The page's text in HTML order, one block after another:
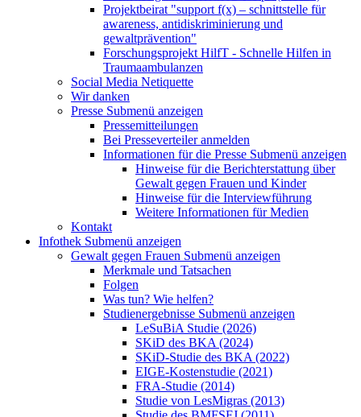
Projektbeirat "support f(x) – schnittstelle für
awareness, antidiskriminierung und
gewaltprävention"
Forschungsprojekt HilfT - Schnelle Hilfen in
Traumaambulanzen
Social Media Netiquette
Wir danken
Presse Submenü anzeigen
Pressemitteilungen
Bei Presseverteiler anmelden
Informationen für die Presse Submenü anzeigen
Hinweise für die Berichterstattung über
Gewalt gegen Frauen und Kinder
Hinweise für die Interviewführung
Weitere Informationen für Medien
Kontakt
Infothek Submenü anzeigen
Gewalt gegen Frauen Submenü anzeigen
Merkmale und Tatsachen
Folgen
Was tun? Wie helfen?
Studienergebnisse Submenü anzeigen
LeSuBiA Studie (2026)
SKiD des BKA (2024)
SKiD-Studie des BKA (2022)
EIGE-Kostenstudie (2021)
FRA-Studie (2014)
Studie von LesMigras (2013)